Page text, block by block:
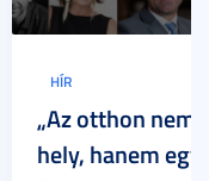
HÍR
„Az otthon nem
hely, hanem egy